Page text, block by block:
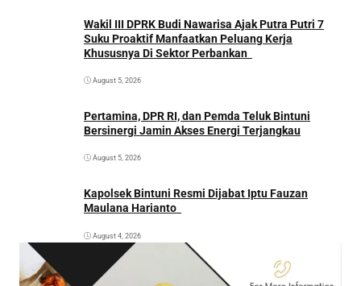
Wakil III DPRK Budi Nawarisa Ajak Putra Putri 7
Suku Proaktif Manfaatkan Peluang Kerja
August 5, 2026
Pertamina, DPR RI, dan Pemda Teluk Bintuni
Bersinergi Jamin Akses Energi Terjangkau
August 5, 2026
Kapolsek Bintuni Resmi Dijabat Iptu Fauzan
August 4, 2026